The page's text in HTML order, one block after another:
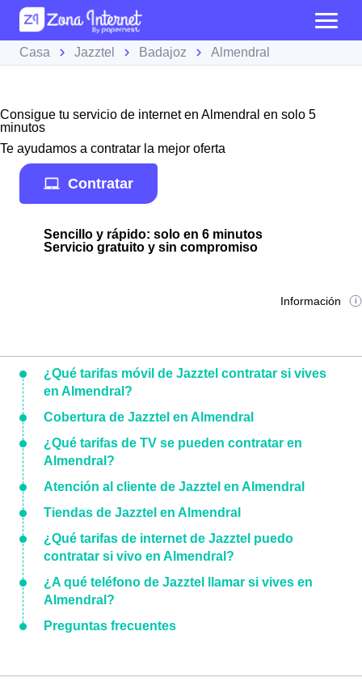
Casa Jazztel Badajoz Almendral
Consigue tu servicio de internet en Almendral en solo 5
minutos
Te ayudamos a contratar la mejor oferta
Contratar
Sencillo y rápido: solo en 6 minutos
Servicio gratuito y sin compromiso
Información
¿Qué tarifas móvil de Jazztel contratar si vives
en Almendral?
Cobertura de Jazztel en Almendral
¿Qué tarifas de TV se pueden contratar en
Almendral?
Atención al cliente de Jazztel en Almendral
Tiendas de Jazztel en Almendral
¿Qué tarifas de internet de Jazztel puedo
contratar si vivo en Almendral?
¿A qué teléfono de Jazztel llamar si vives en
Almendral?
Preguntas frecuentes